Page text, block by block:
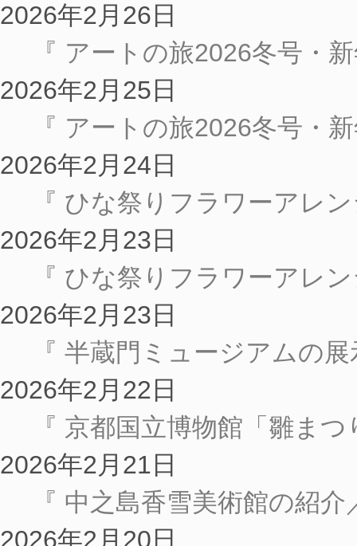
2026年2月26日
『 アートの旅2026冬号・
2026年2月25日
『 アートの旅2026冬号・
2026年2月24日
『 ひな祭りフラワーアレ
2026年2月23日
『 ひな祭りフラワーアレ
2026年2月23日
『 半蔵門ミュージアムの
2026年2月22日
『 京都国立博物館「雛ま
2026年2月21日
『 中之島香雪美術館の紹
2026年2月20日